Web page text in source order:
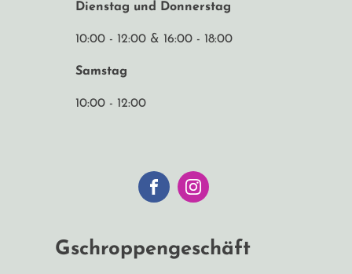
Dienstag und Donnerstag
10:00 - 12:00 & 16:00 - 18:00
Samstag
10:00 - 12:00
Gschroppengeschäft